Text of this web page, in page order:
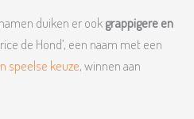
duiken er ookgrappigere en
de Hond’, een naam met een
speelse keuze, winnen aan